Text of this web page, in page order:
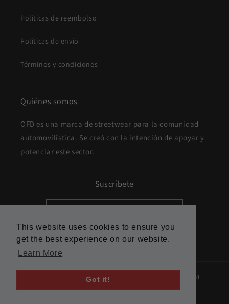
This website uses cookies to ensure you
get the best experience on our website.
Learn More
Got it!
This website uses cookies to ensure you
get the best experience on our website.
Learn More
Got it!
Políticas de reembolso
Políticas de envío
Términos y condiciones
Quiénes somos
OFD es una marca de streetwear para la comunidad
automovilística. Se creó con la intención de apoyar y
potenciar este sector.
Suscríbete
InstagramTikTok
Política de reembolso Política de privacidad